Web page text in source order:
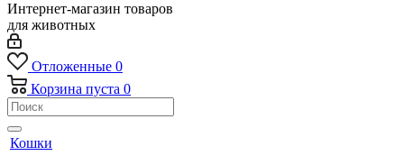
Интернет-магазин товаров
для животных
Отложенные 0
Корзина пуста 0
Кошки